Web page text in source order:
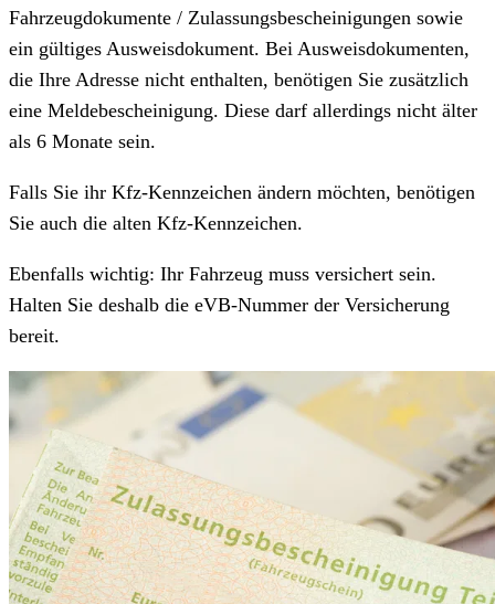
Fahrzeugdokumente / Zulassungsbescheinigungen sowie
ein gültiges Ausweisdokument. Bei Ausweisdokumenten,
die Ihre Adresse nicht enthalten, benötigen Sie zusätzlich
eine Meldebescheinigung. Diese darf allerdings nicht älter
als 6 Monate sein.
Falls Sie ihr Kfz-Kennzeichen ändern möchten, benötigen
Sie auch die alten Kfz-Kennzeichen.
Ebenfalls wichtig: Ihr Fahrzeug muss versichert sein.
Halten Sie deshalb die eVB-Nummer der Versicherung
bereit.